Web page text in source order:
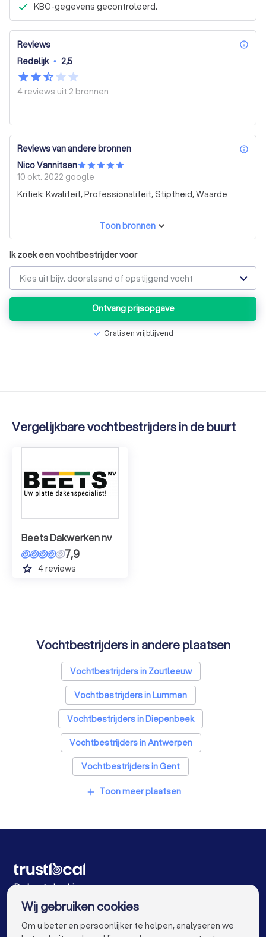
KBO-gegevens gecontroleerd.
Reviews
Redelijk • 2,5
4 reviews uit 2 bronnen
Reviews van andere bronnen
Nico Vannitsen
10 okt. 2022 google
Kritiek: Kwaliteit, Professionaliteit, Stiptheid, Waarde
Toon bronnen
Ik zoek een vochtbestrijder voor
Kies uit bijv. doorslaand of opstijgend vocht
Ontvang prijsopgave
check Gratis en vrijblijvend
Vergelijkbare vochtbestrijders in de buurt
Beets Dakwerken nv
7,9
grade 4reviews
Vochtbestrijders in andere plaatsen
Vochtbestrijders in Zoutleeuw
Vochtbestrijders in Lummen
Vochtbestrijders in Diepenbeek
Vochtbestrijders in Antwerpen
Vochtbestrijders in Gent
Vochtbestrijders in Brugge
Vochtbestrijders in Mechelen
Vochtbestrijders in Kortrijk
Vochtbestrijders in Hasselt
Vochtbestrijders in Sint-Niklaas
add Toon meer plaatsen
De beste bedrijven voor u
Wij gebruiken cookies
Om u beter en persoonlijker te helpen, analyseren we